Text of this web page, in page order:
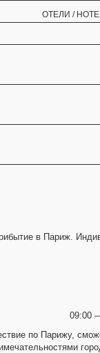
ОТЕЛИ /
в Париж.
09:00
по Парижу,